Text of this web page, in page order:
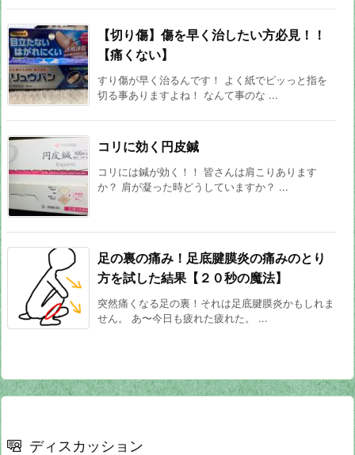
【切り傷】傷を早く治したい方必見！！
【痛くない】
すり傷が早く治るんです！ よく紙でピッっと指を
切る事ありますよね！ なんて事のな ...
コリに効く円皮鍼
コリには鍼が効く！！ 皆さんは肩こりあります
か？ 肩が凝った時どうしていますか？ ...
足の裏の痛み！足底腱膜炎の痛みのとり
方を試した結果【２０秒の魔法】
突然痛くなる足の裏！それは足底腱膜炎かもしれま
せん。 あ〜今日も疲れた疲れた。 ...
ディスカッション